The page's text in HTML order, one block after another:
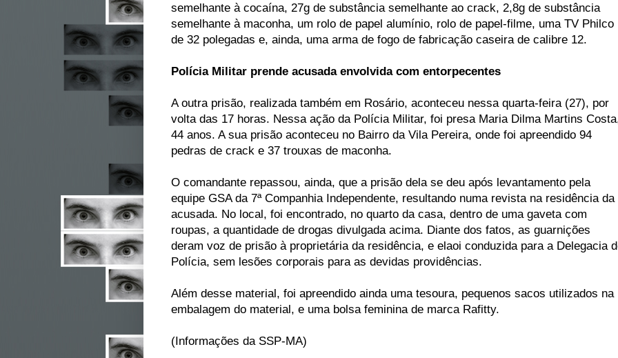
semelhante à cocaína, 27g de substância semelhante ao crack, 2,8g de substância
semelhante à maconha, um rolo de papel alumínio, rolo de papel-filme, uma TV Philco
de 32 polegadas e, ainda, uma arma de fogo de fabricação caseira de calibre 12.
Polícia Militar prende acusada envolvida com entorpecentes
A outra prisão, realizada também em Rosário, aconteceu nessa quarta-feira (27), por
volta das 17 horas. Nessa ação da Polícia Militar, foi presa Maria Dilma Martins
44 anos. A sua prisão aconteceu no Bairro da Vila Pereira, onde foi apreendido 94
pedras de crack e 37 trouxas de maconha.
O comandante repassou, ainda, que a prisão dela se deu após levantamento pela
equipe GSA da 7ª Companhia Independente, resultando numa revista na residência da
acusada. No local, foi encontrado, no quarto da casa, dentro de uma gaveta com
roupas, a quantidade de drogas divulgada acima. Diante dos fatos, as guarnições
deram voz de prisão à proprietária da residência, e elaoi conduzida para a Delegacia
Polícia, sem lesões corporais para as devidas providências.
Além desse material, foi apreendido ainda uma tesoura, pequenos sacos utilizados na
embalagem do material, e uma bolsa feminina de marca Rafitty.
(Informações da SSP-MA)